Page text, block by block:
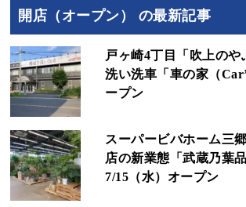
開店（オープン） の最新記事
戸ヶ崎4丁目「吹上の
洗い洗車「車の家（
ープン
スーパービバホーム三
店の新業態「武蔵乃葉
7/15（水）オープン